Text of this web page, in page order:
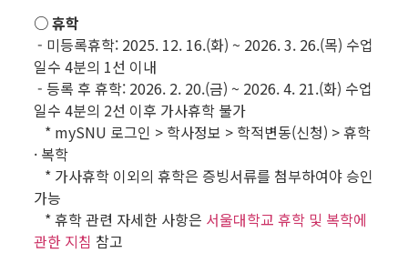
○ 휴학
- 미등록휴학: 2025. 12. 16.(화) ~ 2026. 3. 26.(목) 수업
일수 4분의 1선 이내
- 등록 후 휴학: 2026. 2. 20.(금) ~ 2026. 4. 21.(화) 수업
일수 4분의 2선 이후 가사휴학 불가
* mySNU 로그인 > 학사정보 > 학적변동(신청) > 휴학
· 복학
* 가사휴학 이외의 휴학은 증빙서류를 첨부하여야 승인
가능
* 휴학 관련 자세한 사항은 서울대학교 휴학 및 복학에
관한 지침 참고